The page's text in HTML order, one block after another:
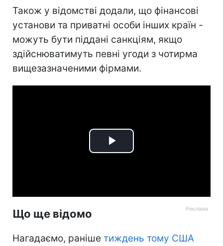
Також у відомстві додали, що фінансові
установи та приватні особи інших країн -
можуть бути піддані санкціям, якщо
здійснюватимуть певні угоди з чотирма
вищезазначеними фірмами.
Play
Що ще відомо
Нагадаємо, раніше тиждень тому США